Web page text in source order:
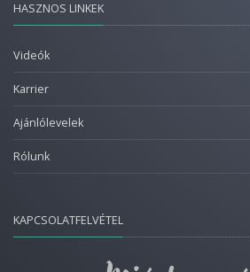
HASZNOS LINKEK
Videók
Karrier
Ajánlólevelek
Rólunk
KAPCSOLATFELVÉTEL